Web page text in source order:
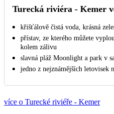
Turecká riviéra - Kemer
křišťálově čistá voda, krásná
přístav, ze kterého můžete
kolem zálivu
slavná pláž Moonlight a park v
jedno z nejznámějších letovisek
více o Turecké riviéře - Kemer